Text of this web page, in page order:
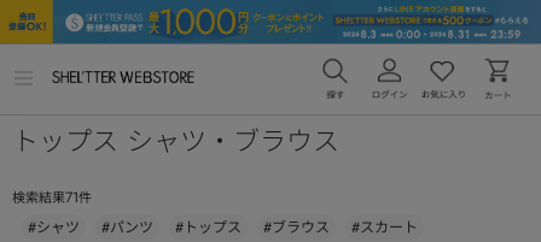
ー
く
トップス シャツ・ブラウス
検索結果71件
#シャツ #パンツ #トップス #ブラウス #スカート